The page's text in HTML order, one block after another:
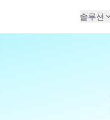
솔루션